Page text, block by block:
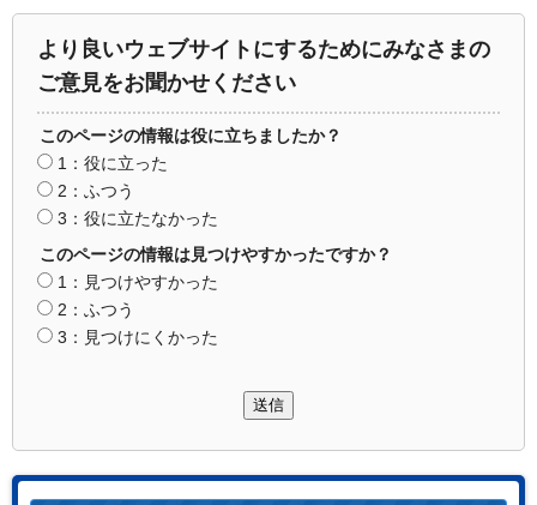
より良いウェブサイトにするためにみなさまの
ご意見をお聞かせください
このページの情報は役に立ちましたか？
1：役に立った
2：ふつう
3：役に立たなかった
このページの情報は見つけやすかったですか？
1：見つけやすかった
2：ふつう
3：見つけにくかった
送信